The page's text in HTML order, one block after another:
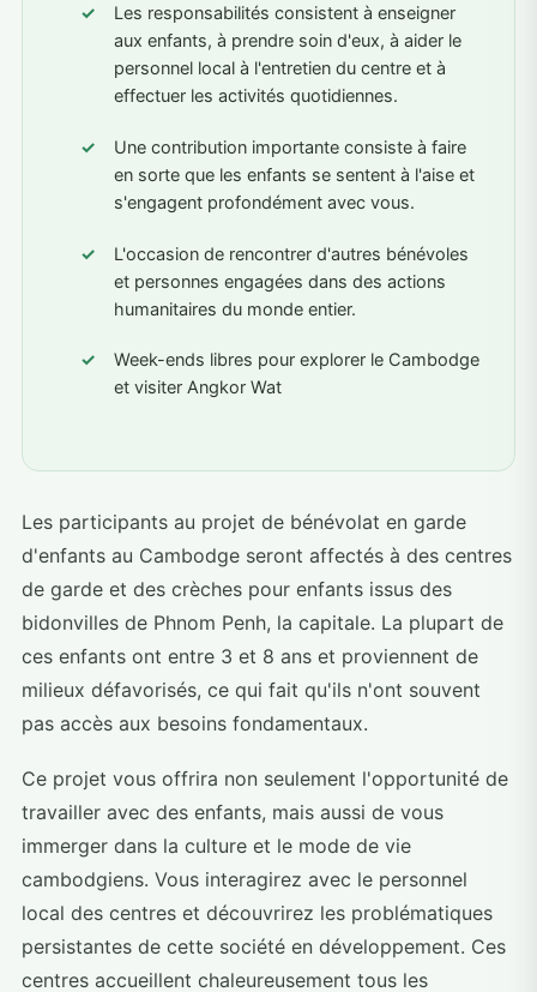
Les responsabilités consistent à enseigner
aux enfants, à prendre soin d'eux, à aider le
personnel local à l'entretien du centre et à
effectuer les activités quotidiennes.
Une contribution importante consiste à faire
en sorte que les enfants se sentent à l'aise et
s'engagent profondément avec vous.
L'occasion de rencontrer d'autres bénévoles
et personnes engagées dans des actions
humanitaires du monde entier.
Week-ends libres pour explorer le Cambodge
et visiter Angkor Wat
Les participants au projet de bénévolat en garde
d'enfants au Cambodge seront affectés à des centres
de garde et des crèches pour enfants issus des
bidonvilles de Phnom Penh, la capitale. La plupart de
ces enfants ont entre 3 et 8 ans et proviennent de
milieux défavorisés, ce qui fait qu'ils n'ont souvent
pas accès aux besoins fondamentaux.
Ce projet vous offrira non seulement l'opportunité de
travailler avec des enfants, mais aussi de vous
immerger dans la culture et le mode de vie
cambodgiens. Vous interagirez avec le personnel
local des centres et découvrirez les problématiques
persistantes de cette société en développement. Ces
centres accueillent chaleureusement tous les